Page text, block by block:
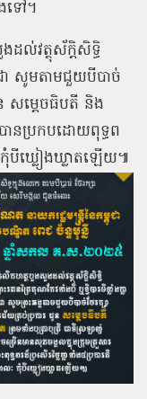
ទៅ។
ដល់វត្ថុស័ក្តិសិទ្ធិ
ជា សូមតាមជួយបីបាច់
សម្ដេចធិបតី និង
នប្រកបដោយពុទ្ធព
បីឃ្លៀងឃ្លាតឡើយ៕